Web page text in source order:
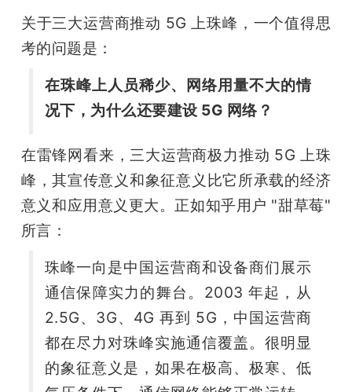
关于三大运营商推动 5G 上珠峰，一个值得思
考的问题是：
在珠峰上人员稀少、网络用量不大的情
况下，为什么还要建设 5G 网络？
在雷锋网看来，三大运营商极力推动 5G 上珠
峰，其宣传意义和象征意义比它所承载的经济
意义和应用意义更大。正如知乎用户 "甜草莓"
所言：
珠峰一向是中国运营商和设备商们展示
通信保障实力的舞台。2003 年起，从
2.5G、3G、4G 再到 5G，中国运营商
都在尽力对珠峰实施通信覆盖。很明显
的象征意义是，如果在极高、极寒、低